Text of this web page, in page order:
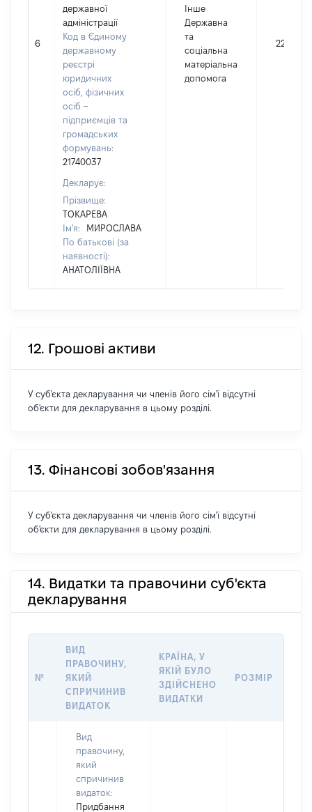
6
державної
адміністрації
Код в Єдиному
державному
реєстрі
юридичних
осіб, фізичних
осіб –
підприємців та
громадських
формувань:
21740037
Декларує:
Прізвище:
ТОКАРЕВА
Ім'я:
МИРОСЛАВА
По батькові (за
наявності):
АНАТОЛІЇВНА
Інше
Державна
та
соціальна
матеріальна
допомога
22178
12. Грошові активи
У суб'єкта декларування чи членів його сім'ї відсутні
об'єкти для декларування в цьому розділі.
13. Фінансові зобов'язання
У суб'єкта декларування чи членів його сім'ї відсутні
об'єкти для декларування в цьому розділі.
14. Видатки та правочини суб'єкта
декларування
№
ВИД
ПРАВОЧИНУ,
ЯКИЙ
СПРИЧИНИВ
ВИДАТОК
КРАЇНА, У
ЯКІЙ БУЛО
ЗДІЙСНЕНО
ВИДАТКИ
РОЗМІР
Вид
правочину,
який
спричинив
видаток:
Придбання